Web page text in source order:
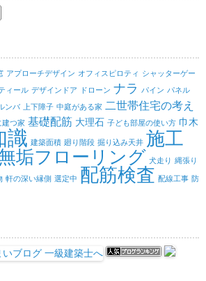
アプローチデザイン オフィスピロティ シャッターゲー
ィール デザインドア ドローン ナラ パイン パネル
ンバ 上下障子 中庭がある家 二世帯住宅の考え
建つ家 基礎配筋 大理石 子ども部屋の使い方 巾木
識 建築面積 廻り階段 掘り込み天井 施工
垢フローリング 犬走り 縄張り
軒の深い縁側 選定中 配筋検査 配線工事 防